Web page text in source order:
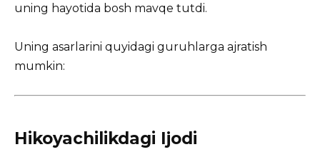
uning hayotida bosh mavqe tutdi.
Uning asarlarini quyidagi guruhlarga ajratish
mumkin:
Hikoyachilikdagi Ijodi